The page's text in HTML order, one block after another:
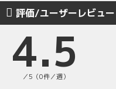
評価/ユーザーレビュー
4.5
／5（0件／週）